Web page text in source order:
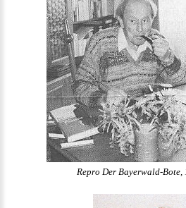
Repro Der Bayerwald-Bote,